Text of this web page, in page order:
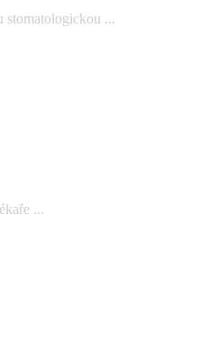
stomatologickou ...
...